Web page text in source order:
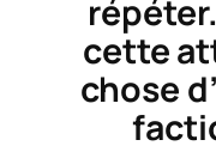
cette
chose